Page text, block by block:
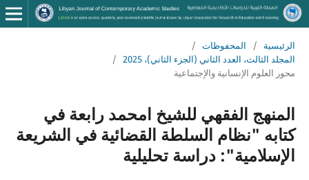
الرئيسية / المحفوظات /
المجلد الثالث، العدد الثاني (الجزء الثاني)، 2025
/
محور العلوم الإنسانية والإجتماعية
المنهج الفقهي للشيخ امحمد رابعة في
كتابه "نظام السلطة القضائية في الشريعة
الإسلامية": دراسة تحليلية